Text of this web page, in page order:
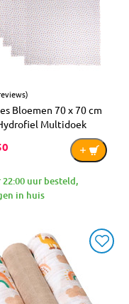
Bloemen 70 x 70 cm
Multidoek
22:00 uur besteld,
in huis